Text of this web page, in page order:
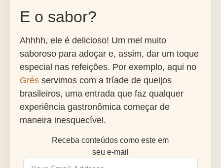
E o sabor?
Ahhhh, ele é delicioso! Um mel muito
saboroso para adoçar e, assim, dar um toque
especial nas refeições. Por exemplo, aqui no
Grés servimos com a tríade de queijos
brasileiros, uma entrada que faz qualquer
experiência gastronômica começar de
maneira inesquecível.
Receba conteúdos como este em
seu e-mail